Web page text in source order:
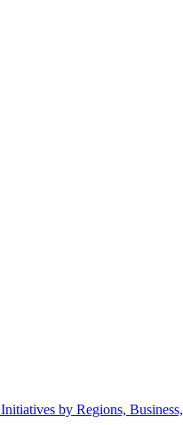
by Regions,